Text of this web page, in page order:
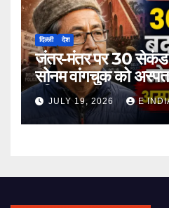
दिल्ली देश
जंतर-मंतर पर 30 सेकंड
सोनम वांगचुक को
पुलिस
JULY 19, 2026 E